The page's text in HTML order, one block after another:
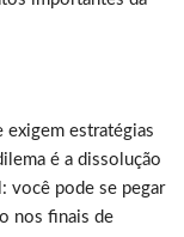
exigem estratégias
é a dissolução
você pode se pegar
nos finais de